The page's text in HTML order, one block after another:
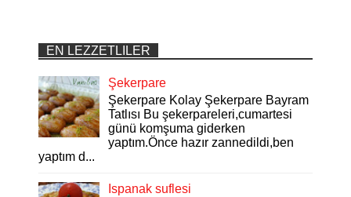
EN LEZZETLILER
Şekerpare
Şekerpare Kolay Şekerpare Bayram
Tatlısı Bu şekerpareleri,cumartesi
günü komşuma giderken
yaptım.Önce hazır zannedildi,ben
yaptım d...
Ispanak suflesi